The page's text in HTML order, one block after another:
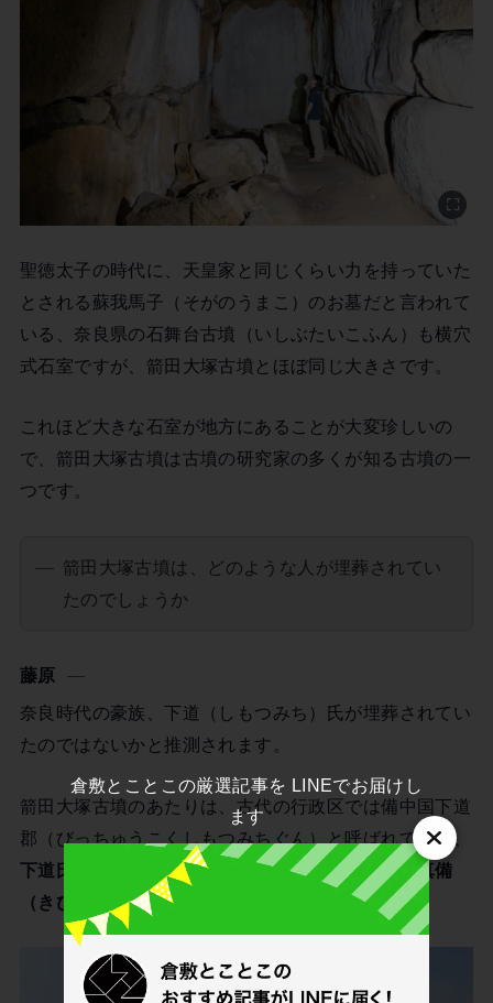
聖徳太子の時代に、天皇家と同じくらい力を持っていた
とされる蘇我馬子（そがのうまこ）のお墓だと言われて
いる、奈良県の石舞台古墳（いしぶたいこふん）も横穴
式石室ですが、箭田大塚古墳とほぼ同じ大きさです。
これほど大きな石室が地方にあることが大変珍しいの
で、箭田大塚古墳は古墳の研究家の多くが知る古墳の一
つです。
箭田大塚古墳は、どのような人が埋葬されてい
たのでしょうか
藤原
奈良時代の豪族、下道（しもつみち）氏が埋葬されてい
たのではないかと推測されます。
箭田大塚古墳のあたりは、古代の行政区では備中国下道
郡（びっちゅうこくしもつみちぐん）と呼ばれており、
下道氏の子孫には奈良時代の学者・政治家の吉備真備
（きびのまきび）がいる
と言われています。
倉敷とことこの厳選記事を LINEでお届けし
ます